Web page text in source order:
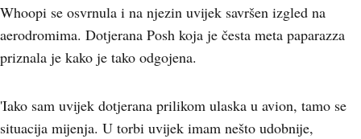
Whoopi se osvrnula i na njezin uvijek savršen izgled na
aerodromima. Dotjerana Posh koja je česta meta paparazza
priznala je kako je tako odgojena.
'Iako sam uvijek dotjerana prilikom ulaska u avion, tamo se
situacija mijenja. U torbi uvijek imam nešto udobnije,